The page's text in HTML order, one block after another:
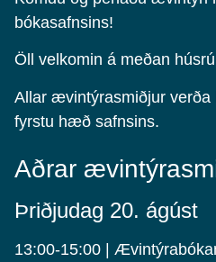
bókasafnsins!
Öll velkomin á meðan
Allar ævintýrasmiðjur verða
fyrstu hæð safnsins.
Aðrar
Þriðjudag 20. ágúst
13:00-15:00 |